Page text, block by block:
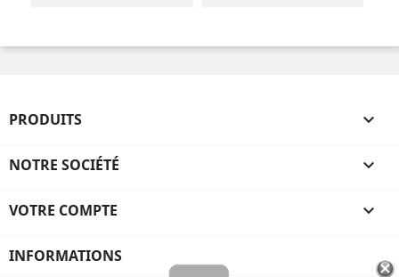
PRODUITS 
NOTRE SOCIÉTÉ 
VOTRE COMPTE 
INFORMATIONS